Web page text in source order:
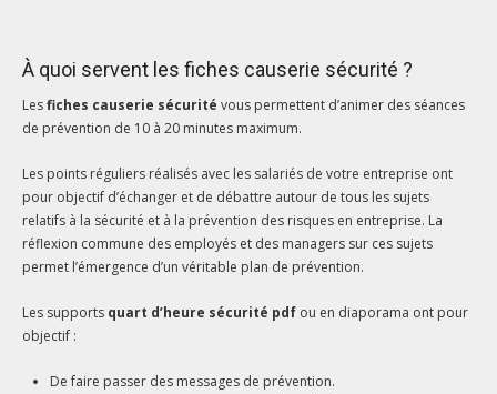
À quoi servent les fiches causerie sécurité ?
Lesfiches causerie sécurité vous permettent d’animer des séances
de prévention de 10 à 20 minutes maximum.
Les points réguliers réalisés avec les salariés de votre entreprise ont
pour objectif d’échanger et de débattre autour de tous les sujets
relatifs à la sécurité et à la prévention des risques en entreprise. La
réflexion commune des employés et des managers sur ces sujets
permet l’émergence d’un véritable plan de prévention.
Les supports quart d’heure sécurité pdf ou en diaporama ont pour
objectif :
De faire passer des messages de prévention.